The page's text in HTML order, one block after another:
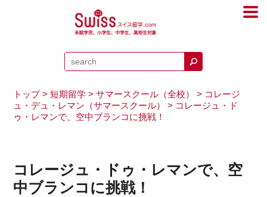
トップ>短期留学 >サマースクール（全校） > コレージ
ュ・デュ・レマン（サマースクール）
> コレージュ・ド
ゥ・レマンで、空中ブランコに挑戦！
コレージュ・ドゥ・レマンで、空
中ブランコに挑戦！